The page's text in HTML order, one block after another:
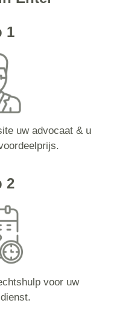
1
uw advocaat & u
2
voor uw